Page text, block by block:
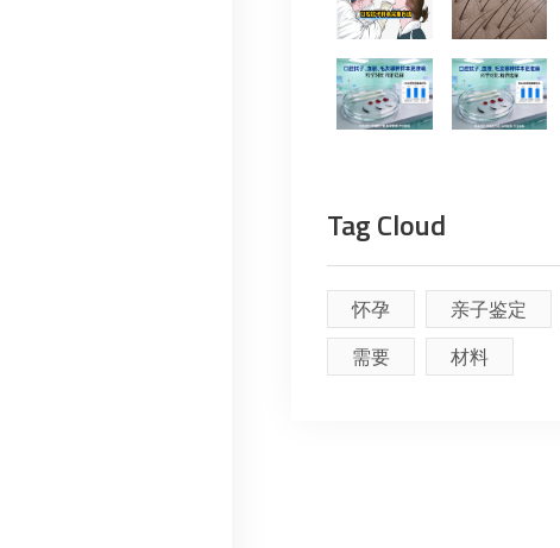
Tag Cloud
怀孕 亲子鉴定
需要
材料